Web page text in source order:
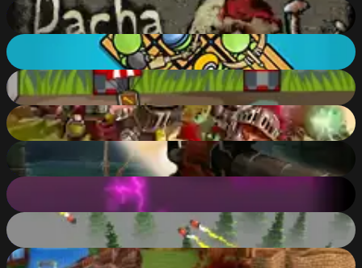
Crimson Dacha
71%
Raftz.io
82
Zombie Last Chance
69%
Vera Towers 2
84%
Demon Killer
65%
Rave Weapon
86
Sky Hunter 3D
86
Farm Clash 3D